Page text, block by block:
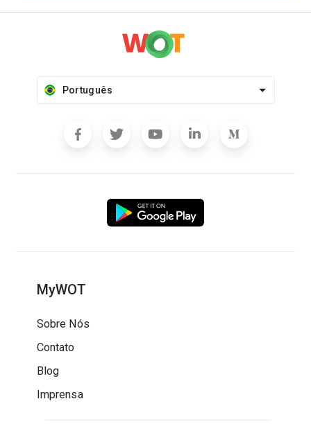
Português
MyWOT
Sobre Nós
Contato
Blog
Imprensa